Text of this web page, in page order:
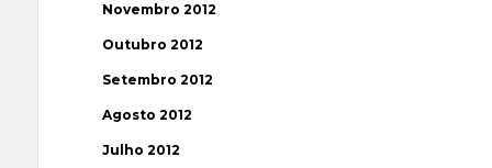
Novembro 2012
Outubro 2012
Setembro 2012
Agosto 2012
Julho 2012